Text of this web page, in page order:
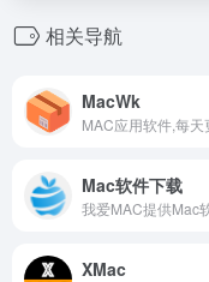
相关导航
MacWk
Mac软件下载
XMac